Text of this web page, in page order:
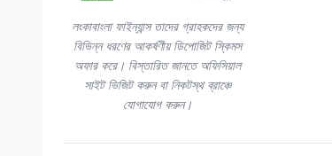
লংকাবাংলা ফাইন্যান্স তাদের গ্রাহকদের জন্য
বিভিন্ন ধরণের আকর্ষণীয় ডিপোজিট স্কিমস
অফার করে। বিস্তারিত জানতে অফিসিয়াল
সাইট ভিজিট করুন বা নিকটস্থ ব্রাঞ্চে
যোগাযোগ করুন।